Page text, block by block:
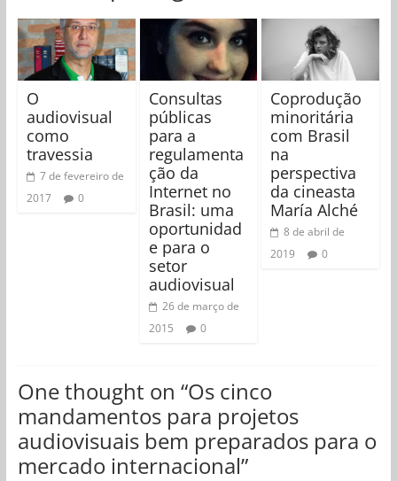
O
audiovisual
como
travessia
7 de fevereiro de
2017
0
Consultas
públicas
para a
regulamenta
ção da
Internet no
Brasil: uma
oportunidad
e para o
setor
audiovisual
26 de março de
2015
0
Coprodução
minoritária
com Brasil
na
perspectiva
da cineasta
María Alché
8 de abril de
2019
0
One thought on “Os cinco
mandamentos para projetos
audiovisuais bem preparados para o
mercado internacional”